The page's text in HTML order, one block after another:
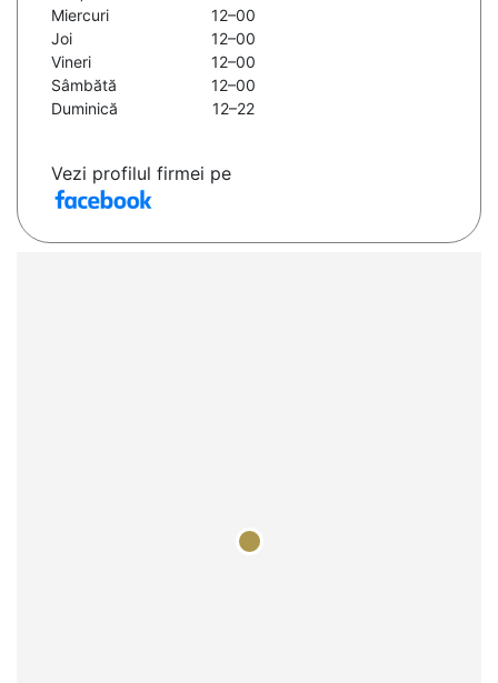
Miercuri
12–00
Joi
12–00
Vineri
12–00
Sâmbătă
12–00
Duminică
12–22
Vezi profilul firmei pe